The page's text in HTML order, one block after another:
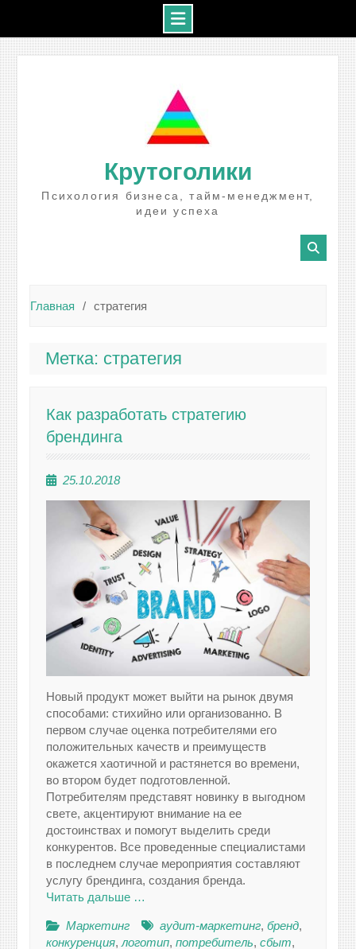
Крутоголики
Психология бизнеса, тайм-менеджмент,
идеи успеха
Главная стратегия
Метка: стратегия
Как разработать стратегию
брендинга
25.10.2018
Новый продукт может выйти на рынок двумя
способами: стихийно или организованно. В
первом случае оценка потребителями его
положительных качеств и преимуществ
окажется хаотичной и растянется во времени,
во втором будет подготовленной.
Потребителям представят новинку в выгодном
свете, акцентируют внимание на ее
достоинствах и помогут выделить среди
конкурентов. Все проведенные специалистами
в последнем случае мероприятия составляют
услугу брендинга, создания бренда.
Читать дальше …
Маркетинг аудит-маркетинг,бренд,
конкуренция,логотип,потребитель,сбыт,